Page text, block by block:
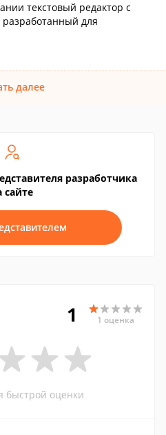
текстовый редактор с
для
далее
разработчика
сайте
1 1 оценка
быстрой оценки